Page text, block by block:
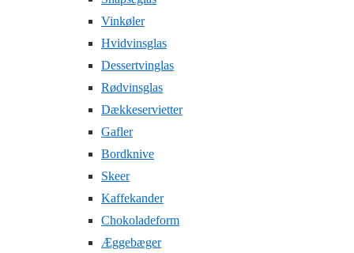
Vinkøler
Hvidvinsglas
Dessertvinglas
Rødvinsglas
Dækkeservietter
Gafler
Bordknive
Skeer
Kaffekander
Chokoladeform
Æggebæger